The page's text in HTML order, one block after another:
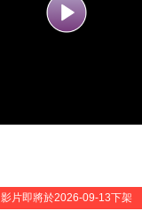
影片即將於2026-09-13下架